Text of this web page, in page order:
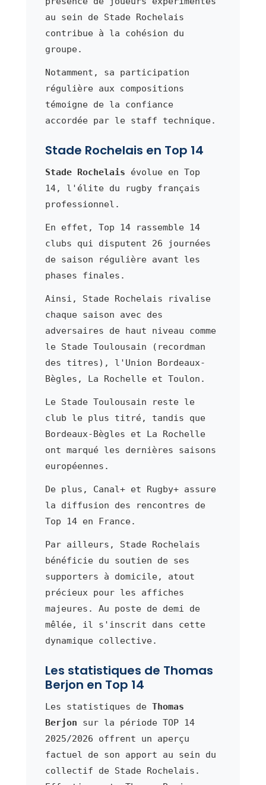
au sein de Stade Rochelais
contribue à la cohésion du
groupe.
Notamment, sa participation
régulière aux compositions
témoigne de la confiance
accordée par le staff technique.
Stade Rochelais en Top 14
Stade Rochelais évolue en Top
14, l'élite du rugby français
professionnel.
En effet, Top 14 rassemble 14
clubs qui disputent 26 journées
de saison régulière avant les
phases finales.
Ainsi, Stade Rochelais rivalise
chaque saison avec des
adversaires de haut niveau comme
le Stade Toulousain (recordman
des titres), l'Union Bordeaux-
Bègles, La Rochelle et Toulon.
Le Stade Toulousain reste le
club le plus titré, tandis que
Bordeaux-Bègles et La Rochelle
ont marqué les dernières saisons
européennes.
De plus, Canal+ et Rugby+ assure
la diffusion des rencontres de
Top 14 en France.
Par ailleurs, Stade Rochelais
bénéficie du soutien de ses
supporters à domicile, atout
précieux pour les affiches
majeures. Au poste de demi de
mêlée, il s'inscrit dans cette
dynamique collective.
Les statistiques de Thomas
Berjon en Top 14
Les statistiques de Thomas
Berjon sur la période TOP 14
2025/2026 offrent un aperçu
factuel de son apport au sein du
collectif de Stade Rochelais.